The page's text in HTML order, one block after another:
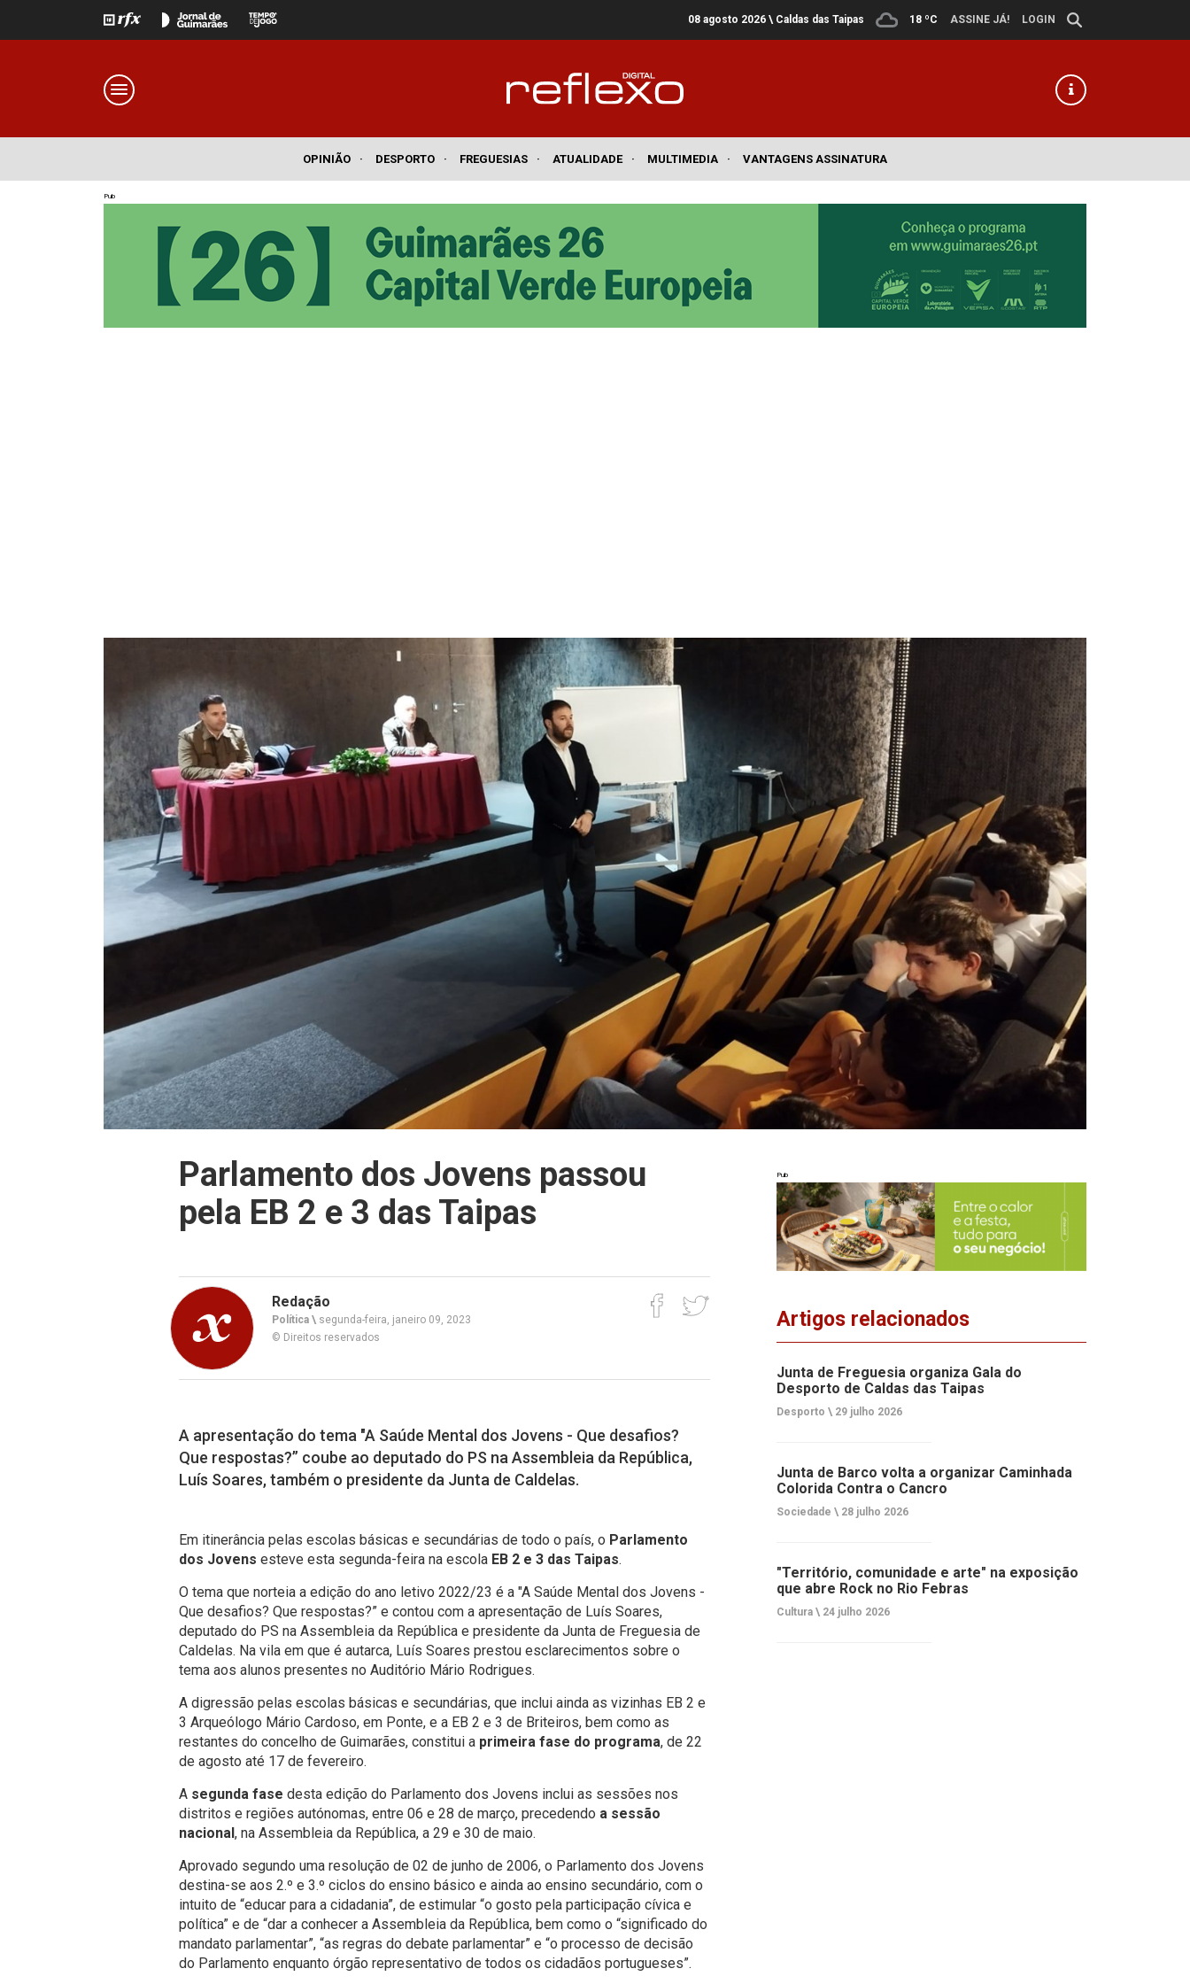
08 agosto 2026 \ Caldas das Taipas 18 ºC ASSINE JÁ! LOGIN
OPINIÃO · DESPORTO · FREGUESIAS · ATUALIDADE · MULTIMEDIA · VANTAGENS ASSINATURA
Pub
Parlamento dos Jovens passou
pela EB 2 e 3 das Taipas
Redação
Política \ segunda-feira, janeiro 09, 2023
© Direitos reservados
A apresentação do tema "A Saúde Mental dos Jovens - Que desafios?
Que respostas?” coube ao deputado do PS na Assembleia da República,
Luís Soares, também o presidente da Junta de Caldelas.
Em itinerância pelas escolas básicas e secundárias de todo o país, o Parlamento
dos Jovens esteve esta segunda-feira na escola EB 2 e 3 das Taipas.
O tema que norteia a edição do ano letivo 2022/23 é a "A Saúde Mental dos Jovens -
Que desafios? Que respostas?” e contou com a apresentação de Luís Soares,
deputado do PS na Assembleia da República e presidente da Junta de Freguesia de
Caldelas. Na vila em que é autarca, Luís Soares prestou esclarecimentos sobre o
tema aos alunos presentes no Auditório Mário Rodrigues.
A digressão pelas escolas básicas e secundárias, que inclui ainda as vizinhas EB 2 e
3 Arqueólogo Mário Cardoso, em Ponte, e a EB 2 e 3 de Briteiros, bem como as
restantes do concelho de Guimarães, constitui a primeira fase do programa, de 22
de agosto até 17 de fevereiro.
A segunda fase desta edição do Parlamento dos Jovens inclui as sessões nos
distritos e regiões autónomas, entre 06 e 28 de março, precedendo a sessão
nacional, na Assembleia da República, a 29 e 30 de maio.
Aprovado segundo uma resolução de 02 de junho de 2006, o Parlamento dos Jovens
destina-se aos 2.º e 3.º ciclos do ensino básico e ainda ao ensino secundário, com o
intuito de “educar para a cidadania”, de estimular “o gosto pela participação cívica e
política” e de “dar a conhecer a Assembleia da República, bem como o “significado do
mandato parlamentar”, “as regras do debate parlamentar” e “o processo de decisão
do Parlamento enquanto órgão representativo de todos os cidadãos portugueses”.
Pub
Artigos relacionados
Junta de Freguesia organiza Gala do
Desporto de Caldas das Taipas
Desporto \ 29 julho 2026
Junta de Barco volta a organizar Caminhada
Colorida Contra o Cancro
Sociedade \ 28 julho 2026
"Território, comunidade e arte" na exposição
que abre Rock no Rio Febras
Cultura \ 24 julho 2026